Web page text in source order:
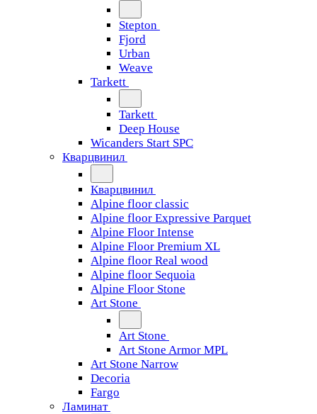
Stepton
Fjord
Urban
Weave
Tarkett
Tarkett
Deep House
Wicanders Start SPC
Кварцвинил
Кварцвинил
Alpine floor classic
Alpine floor Expressive Parquet
Alpine Floor Intense
Alpine Floor Premium XL
Alpine floor Real wood
Alpine floor Sequoia
Alpine Floor Stone
Art Stone
Art Stone
Art Stone Armor MPL
Art Stone Narrow
Decoria
Fargo
Ламинат